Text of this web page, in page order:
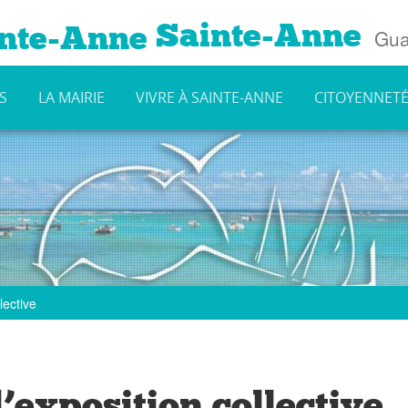
Sainte-Anne
LA MAIRIE VIVRE À SAINTE-ANNE CITOYENNETÉ